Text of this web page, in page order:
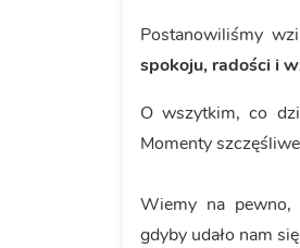
Postanowiliśmy
spokoju, radości i
O wszytkim, co
Momenty
Wiemy na pewno,
gdyby udało nam